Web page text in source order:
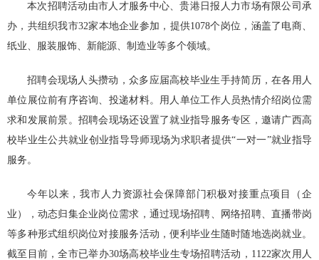
本次招聘活动由市人才服务中心、贵港日报人力市场有限公司承
办，共组织我市32家本地企业参加，提供1078个岗位，涵盖了电商、
纸业、服装服饰、新能源、制造业等多个领域。
招聘会现场人头攒动，众多应届高校毕业生手持简历，在各用人
单位展位前有序咨询、投递材料。用人单位工作人员热情介绍岗位需
求和发展前景。招聘会现场还设置了就业指导服务专区，邀请广西高
校毕业生公共就业创业指导导师现场为求职者提供“一对一”就业指导
服务。
今年以来，我市人力资源社会保障部门积极对接重点项目（企
业），动态归集企业岗位需求，通过现场招聘、网络招聘、直播带岗
等多种形式组织岗位对接服务活动，便利毕业生随时随地选岗就业。
截至目前，全市已举办30场高校毕业生专场招聘活动，1122家次用人